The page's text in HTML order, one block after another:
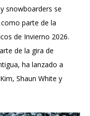
snowboarders se
parte de la
de Invierno 2026.
de la gira de
ha lanzado a
Shaun White y